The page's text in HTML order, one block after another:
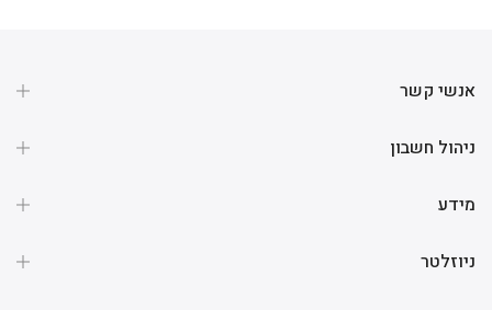
אנשי קשר
ניהול חשבון
מידע
ניוזלטר